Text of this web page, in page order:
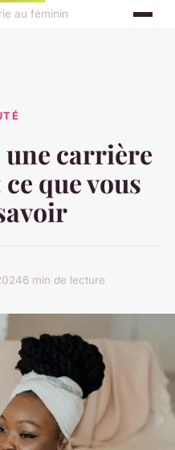
au féminin
carrière
que vous
6 min de lecture